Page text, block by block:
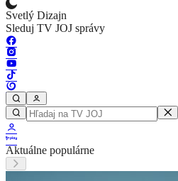
Svetlý Dizajn
Sleduj TV JOJ správy
Aktuálne populárne